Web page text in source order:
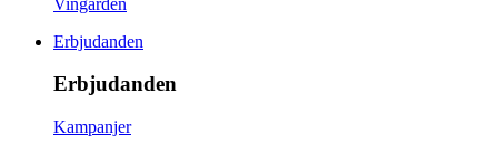
Erbjudanden
Erbjudanden
Kampanjer